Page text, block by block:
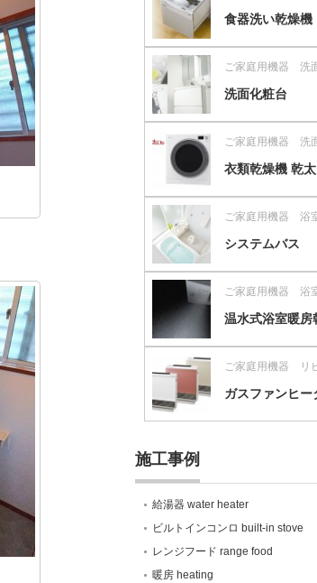
食器洗い乾燥機
ご家庭用機器 洗
洗面化粧台
ご家庭用機器 洗
衣類乾燥機 乾
ご家庭用機器 浴
システムバス
ご家庭用機器 浴
温水式浴室暖房
ご家庭用機器 リ
ガスファンヒー
施工事例
給湯器 water heater
ビルトインコンロ built-in stove
レンジフード range food
暖房 heating